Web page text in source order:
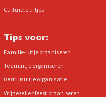
Culturele uitjes
Tips voor:
Familie-uitje organiseren
Teamuitje organiseren
Bedrijfsuitje organisatie
Vrijgezellenfeest organiseren